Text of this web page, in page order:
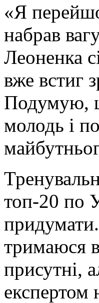
«Я
набрав
Леоненка
вже встиг
Подумую,
молодь і
топ-20 по
тримаюся
присутні,
експертом